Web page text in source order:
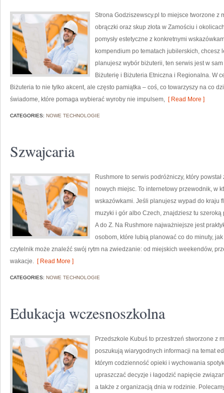
Strona Godziszewscy.pl to miejsce tworzone z
obrączki oraz skup złota w Zamościu i
pomysły estetyczne z konkretnymi
kompendium po tematach jubilerskich,
planujesz wybór biżuterii, ten serwis jest w
Biżuterię i Biżuteria Etniczna i Regionalna. W
Biżuteria to nie tylko akcent, ale często pamiątka – coś, co towarzyszy na co
świadome, które pomaga wybierać wyroby nie impulsem, [ Read More ]
CATEGORIES: NOWE TECHNOLOGIE
Szwajcaria
Rushmore to serwis podróżniczy, który
nowych miejsc. To internetowy przewodnik, w
wskazówkami. Jeśli planujesz wypad do kraju
muzyki i gór albo Czech, znajdziesz tu
A do Z. Na Rushmore najważniejsze jest
osobom, które lubią planować co do minuty,
czytelnik może znaleźć swój rytm na zwiedzanie: od miejskich weekendów,
wakacje. [ Read More ]
CATEGORIES: NOWE TECHNOLOGIE
Edukacja wczesnoszkolna
Przedszkole Kubuś to przestrzeń stworzone z
poszukują wiarygodnych informacji na temat
którym codzienność opieki i wychowania
upraszczać decyzje i łagodzić napięcie
a także z organizacją dnia w rodzinie.